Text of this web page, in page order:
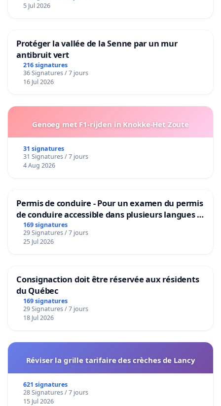
5 Jul 2026
Protéger la vallée de la Senne par un mur
antibruit vert
216 signatures
36 Signatures / 7 jours
16 Jul 2026
Genoeg met F1-rijden in Knokke-Het Zoute
31 signatures
31 Signatures / 7 jours
4 Aug 2026
Permis de conduire - Pour un examen du permis
de conduire accessible dans plusieurs langues à
Bruxelles
169 signatures
29 Signatures / 7 jours
25 Jul 2026
Consignaction doit être réservée aux résidents
du Québec
169 signatures
29 Signatures / 7 jours
18 Jul 2026
Réviser la grille tarifaire des crèches de Lancy
621 signatures
28 Signatures / 7 jours
15 Jul 2026